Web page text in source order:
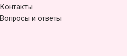
Контакты
Вопросы и ответы